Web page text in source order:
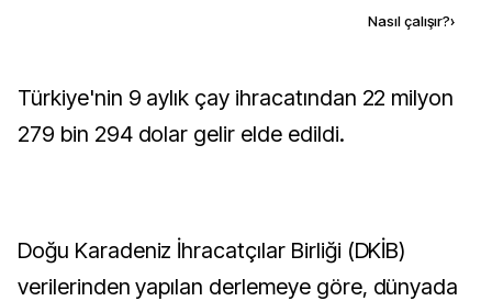
Nasıl çalışır?›
Türkiye'nin 9 aylık çay ihracatından 22 milyon
279 bin 294 dolar gelir elde edildi.
Doğu Karadeniz İhracatçılar Birliği (DKİB)
verilerinden yapılan derlemeye göre, dünyada